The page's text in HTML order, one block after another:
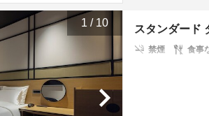
Navigate
backward
to
interact
the
calendar
and
select
1 / 10
スタンダード
禁煙 食事